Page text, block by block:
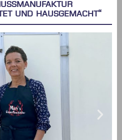
und hausgemacht“